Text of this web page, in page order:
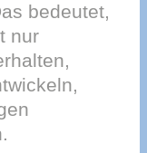
bedeutet,
nur